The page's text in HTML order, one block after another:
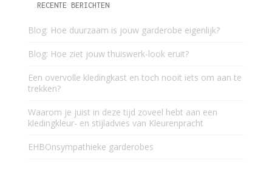
RECENTE BERICHTEN
Blog: Hoe duurzaam is jouw garderobe eigenlijk?
Blog: Hoe ziet jouw thuiswerk-look eruit?
Een overvolle kledingkast en toch nooit iets om aan te
trekken?
Waarom je juist in deze tijd zoveel hebt aan een
kledingkleur- en stijladvies van Kleurenpracht
EHBOnsympathieke garderobes